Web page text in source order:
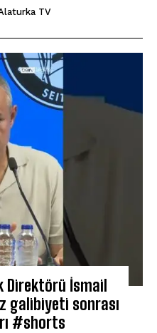
TV
Direktörü İsmail
galibiyeti sonrası
#shorts